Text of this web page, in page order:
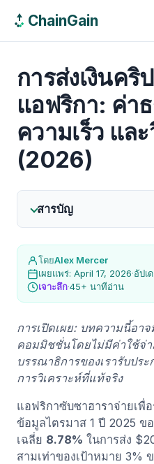
ChainGain
การส่งเงินคริ
แอฟริกา: ค่า
ความเร็ว แล
(2026)
สารบัญ
โดยAlex Mercer
เผยแพร่: April 17, 2026·อัปเ
เจาะลึก·45+ นาทีอ่าน
การเปิดเผย: บทความนี้อา
คอมมิชชั่นโดยไม่มีค่าใช้จ่
บรรณาธิการของเรารับปร
การวิเคราะห์ที่แท้จริง
แอฟริกาซับซาฮาราจ่ายเพื่
ข้อมูลไตรมาส 1 ปี 2025 ข
เฉลี่ย 8.78% ในการส่ง
สามเท่าของเป้าหมาย 3%